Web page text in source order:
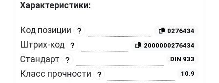
Характеристики:
Код позиции 0276434
Штрих-код 2000000276434
Стандарт DIN 933
Класс прочности 10.9